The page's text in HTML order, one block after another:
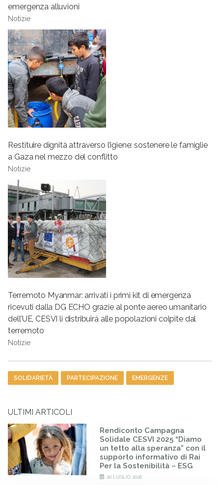
emergenza alluvioni
Notizie
Restituire dignità attraverso l’igiene: sostenere le famiglie
a Gaza nel mezzo del conflitto
Notizie
Terremoto Myanmar: arrivati i primi kit di emergenza
ricevuti dalla DG ECHO grazie al ponte aereo umanitario
dell’UE, CESVI li distribuirà alle popolazioni colpite dal
terremoto
Notizie
Tag
SOLIDARIETÀ PARTECIPAZIONE EMERGENZE
ULTIMI ARTICOLI
Rendiconto Campagna
Solidale CESVI 2025 “Diamo
un tetto alla speranza” con il
supporto informativo di Rai
Per la Sostenibilità – ESG
20 LUGLIO 2026